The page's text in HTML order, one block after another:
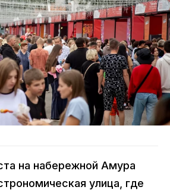
на набережной Амура
улица, где